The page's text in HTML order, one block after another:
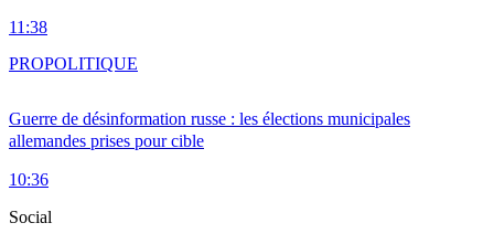
11:38
Guerre de désinformation russe : les élections municipales
allemandes prises pour cible
10:36
PROPOLITIQUE
Social